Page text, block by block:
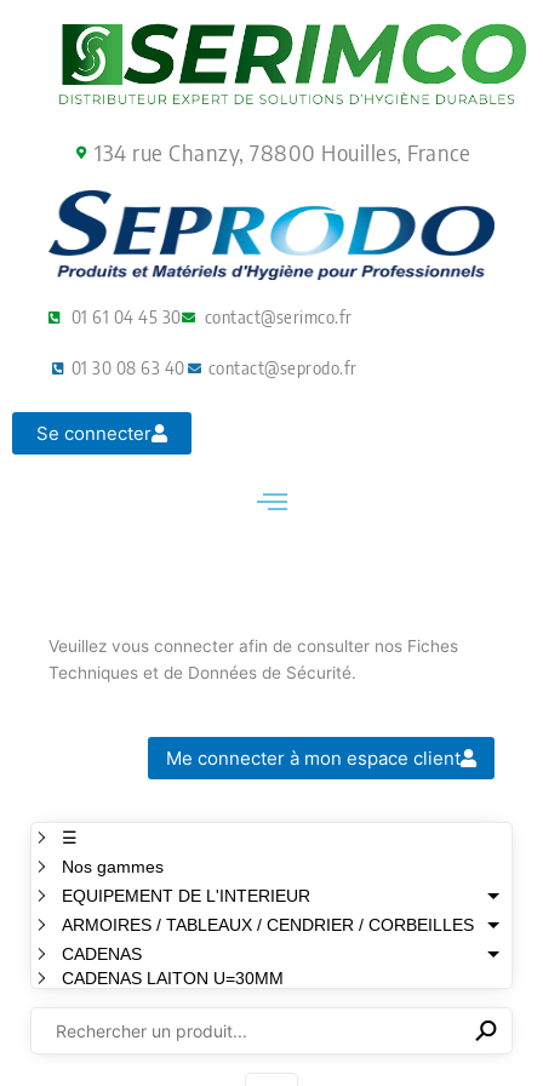
134 rue Chanzy, 78800 Houilles, France
01 61 04 45 30 contact@serimco.fr
01 30 08 63 40 contact@seprodo.fr
Se connecter
Veuillez vous connecter afin de consulter nos Fiches
Techniques et de Données de Sécurité.
Me connecter à mon espace client
☰
Nos gammes
EQUIPEMENT DE L'INTERIEUR
ARMOIRES / TABLEAUX / CENDRIER / CORBEILLES
CADENAS
CADENAS LAITON U=30MM
⚲